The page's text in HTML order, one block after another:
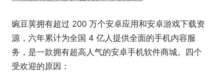
豌豆荚拥有超过 200 万个安卓应用和安卓游戏下载资
源，六年累计为全国 4 亿人提供全面的手机内容服
务，是一款拥有超高人气的安卓手机软件商城。四个
受欢迎的原因：